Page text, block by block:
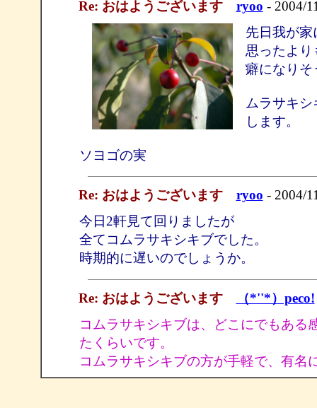
Re: おはようございます ryoo - 2004/
先日我が
思ったよ
癖になりそ
ムラサキ
します。
ソヨゴの実
Re: おはようございます ryoo - 2004/
今日2軒見て回りましたが
全てコムラサキシキブでした。
時期的に遅いのでしょうか。
Re: おはようございます （*''*）peco!
コムラサキシキブは、どこにでもある
たくらいです。
コムラサキシキブの方が手軽で、有名